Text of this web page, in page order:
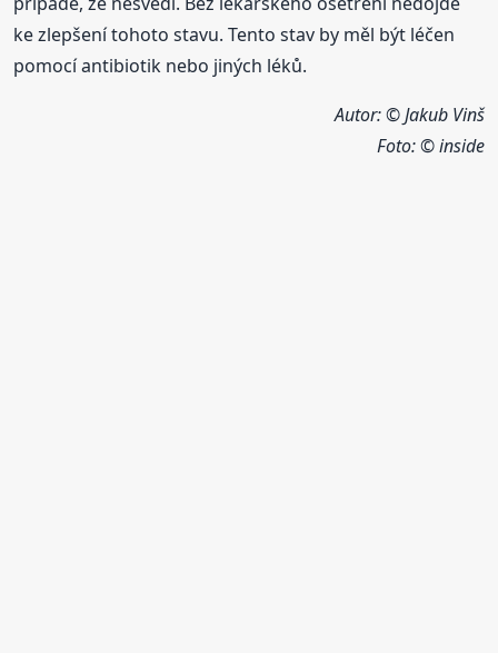
ke zlepšení tohoto stavu. Tento stav by měl být léčen
pomocí antibiotik nebo jiných léků.
Autor: © Jakub Vinš
Foto:© inside